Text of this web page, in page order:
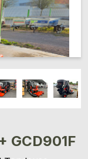
GCD901F